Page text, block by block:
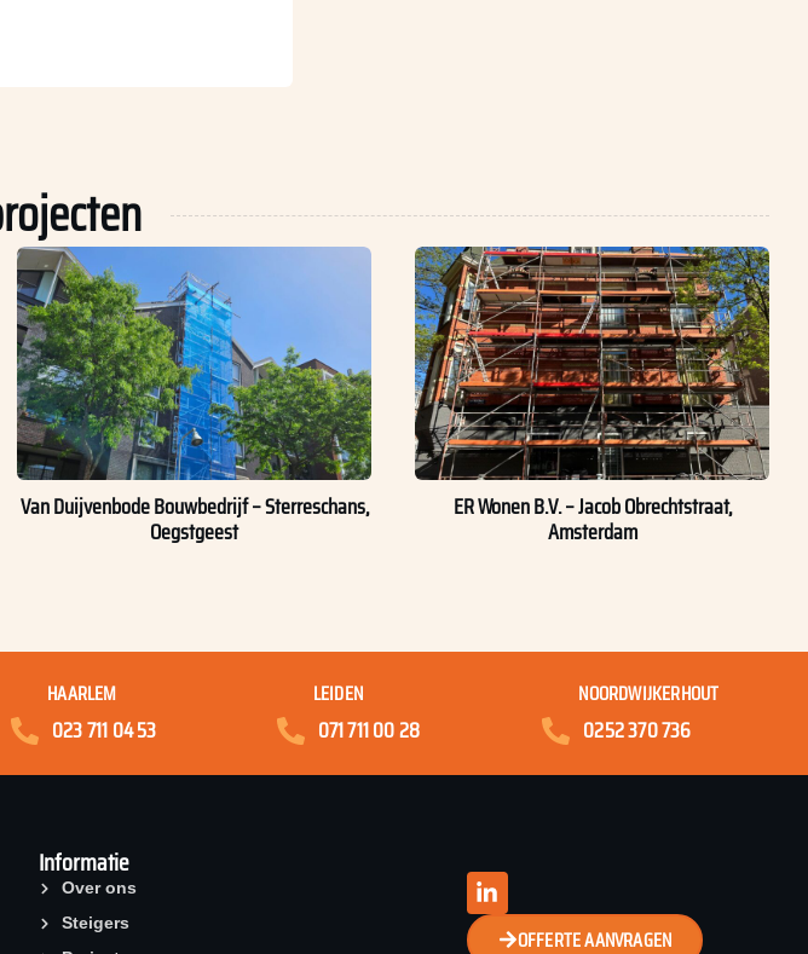
Van Duijvenbode Bouwbedrijf – Sterreschans,
Oegstgeest
ER Wonen B.V. – Jacob Obrechtstraat,
Amsterdam
HAARLEM
023 711 04 53
LEIDEN
071 711 00 28
NOORDWIJKERHOUT
0252 370 736
Informatie
Over ons
Steigers
OFFERTE AANVRAGEN